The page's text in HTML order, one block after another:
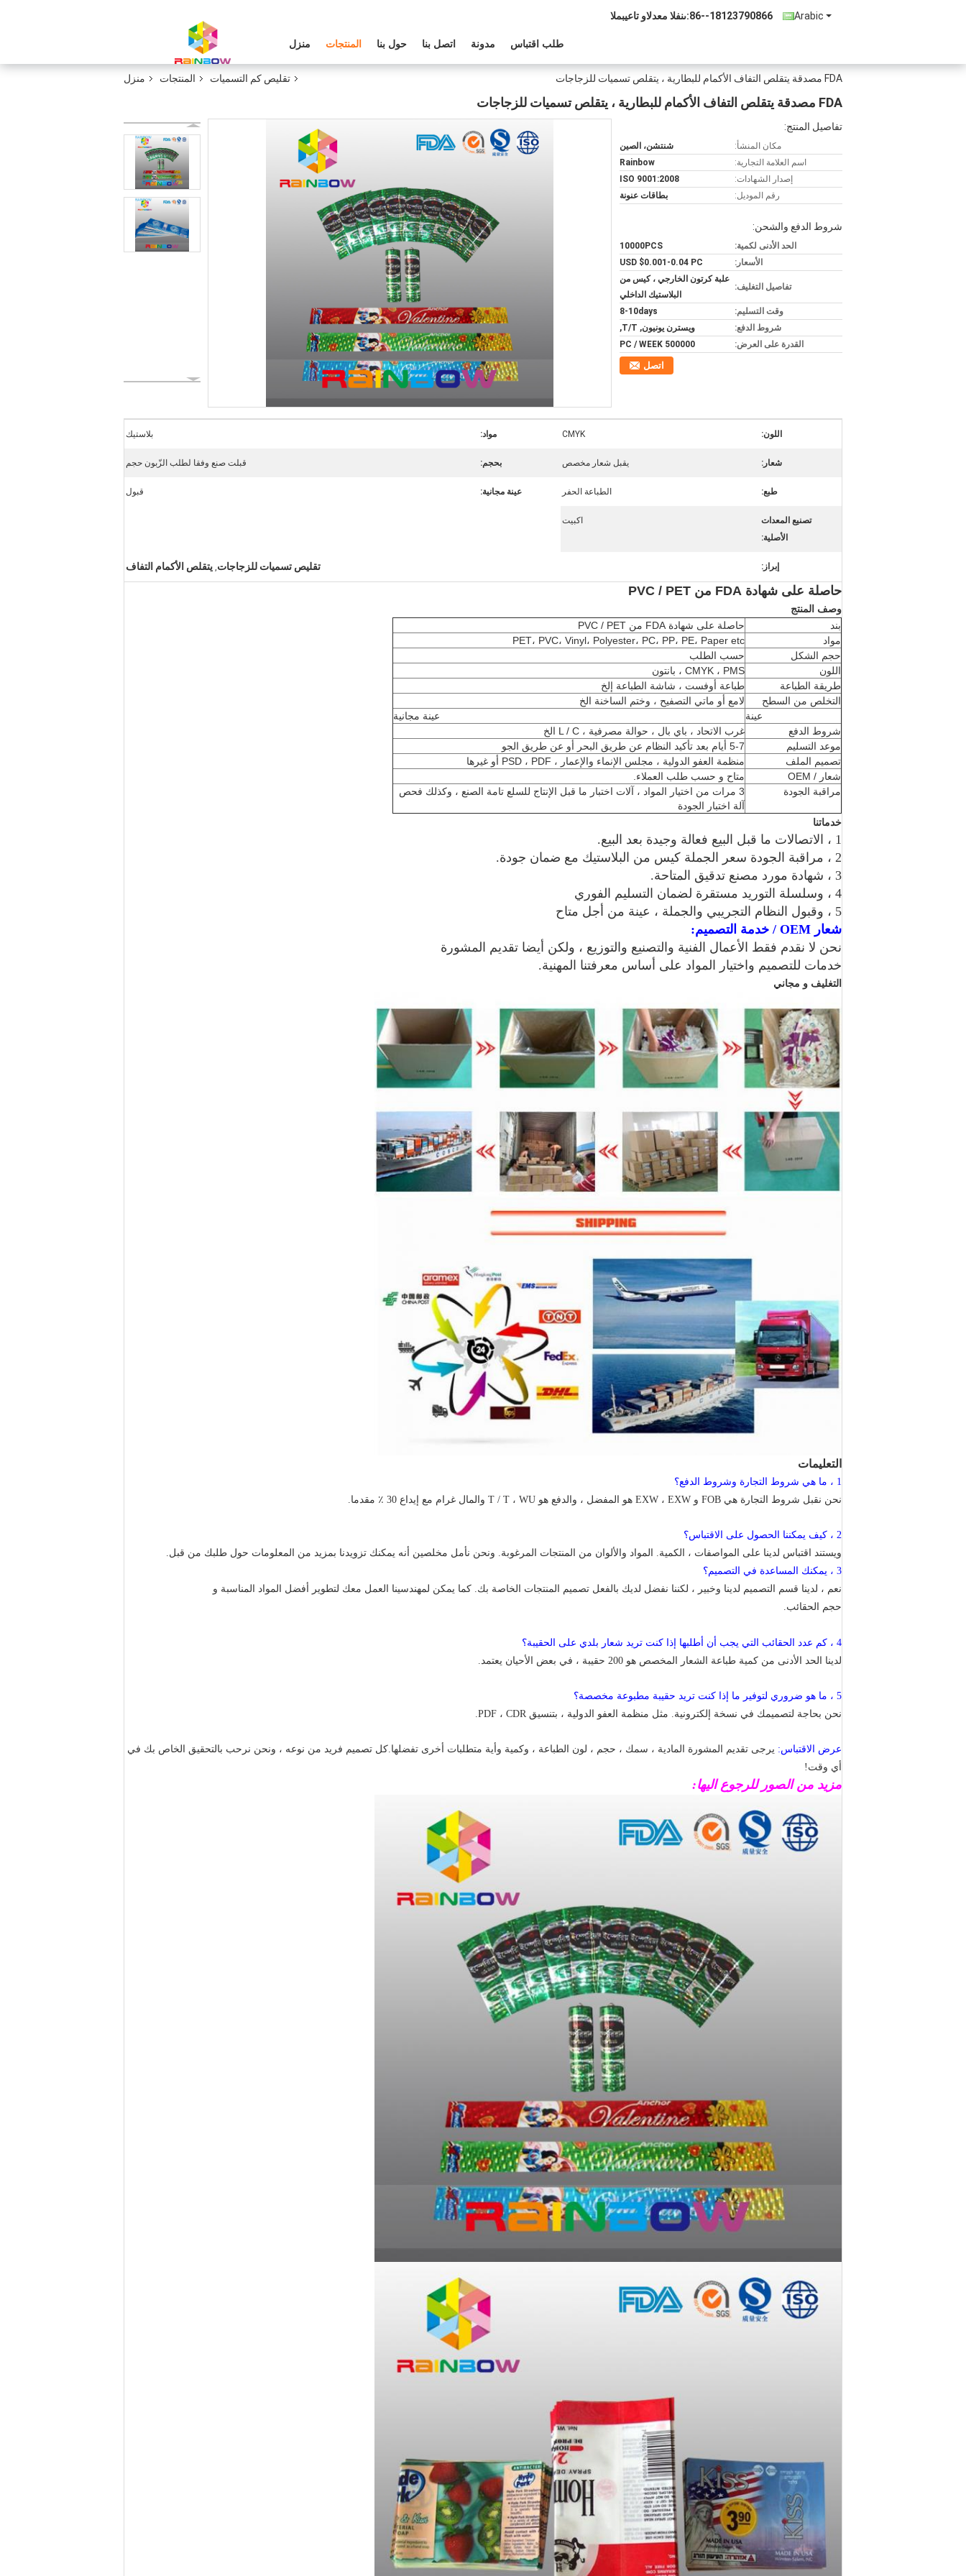
Arabic المبيعات والدعم الفنى:86--18123790866
منزل المنتجات حول بنا اتصل بنا مدونة طلب اقتباس
منزل المنتجات تقليص كم التسميات FDA مصدقة يتقلص التفاف الأكمام للبطارية ، يتقلص تسميات للزجاجات
FDA مصدقة يتقلص التفاف الأكمام للبطارية ، يتقلص تسميات للزجاجات
تفاصيل المنتج:
مكان المنشأ:
شنتشن، الصين
اسم العلامة التجارية:
Rainbow
إصدار الشهادات:
ISO 9001:2008
رقم الموديل:
بطاقات عنونة
شروط الدفع والشحن:
الحد الأدنى لكمية:
10000PCS
الأسعار:
USD $0.001-0.04 PC
تفاصيل التغليف:
علبة كرتون الخارجي ، كيس من
البلاستيك الداخلي
وقت التسليم:
8-10days
شروط الدفع:
ويسترن يونيون, T/T,
القدرة على العرض:
500000 PC / WEEK
اتصل
اللون: CMYK مواد: بلاستيك
شعار: يقبل شعار مخصص بحجم: قبلت صنع وفقا لطلب الزّبون حجم
طبع: الطباعة الحفر عينة مجانية: قبول
تصنيع المعدات
الأصلية:
اكبيت
إبراز: تقليص تسميات للزجاجات, يتقلص الأكمام التفاف
حاصلة على شهادة FDA من PVC / PET
وصف المنتج
بند
حاصلة على شهادة FDA من PVC / PET
مواد
PET، PVC، Vinyl، Polyester، PC، PP، PE، Paper etc
حجم الشكل
حسب الطلب
اللون
CMYK ، PMS ، بانتون
طريقة الطباعة
طباعة أوفست ، شاشة الطباعة إلخ
التخلص من السطح
لامع أو ماتي التصفيح ، وختم الساخنة الخ
عينة
عينة مجانية
شروط الدفع
غرب الاتحاد ، باي بال ، حوالة مصرفية ، L / C الخ
موعد التسليم
5-7 أيام بعد تأكيد النظام عن طريق البحر أو عن طريق الجو
تصميم الملف
منظمة العفو الدولية ، مجلس الإنماء والإعمار ، PSD ، PDF أو غيرها
شعار / OEM
متاح و حسب طلب العملاء.
مراقبة الجودة
3 مرات من اختيار المواد ، آلات اختبار ما قبل الإنتاج للسلع تامة الصنع ، وكذلك فحص
آلة اختبار الجودة
خدماتنا
1 ، الاتصالات ما قبل البيع فعالة وجيدة بعد البيع.
2 ، مراقبة الجودة سعر الجملة كيس من البلاستيك مع ضمان جودة.
3 ، شهادة مورد مصنع تدقيق المتاحة.
4 ، وسلسلة التوريد مستقرة لضمان التسليم الفوري
5 ، وقبول النظام التجريبي والجملة ، عينة من أجل متاح
شعار OEM / خدمة التصميم:
نحن لا نقدم فقط الأعمال الفنية والتصنيع والتوزيع ، ولكن أيضا تقديم المشورة
خدمات للتصميم واختيار المواد على أساس معرفتنا المهنية.
التغليف و مجاني
التعليمات
1 ، ما هي شروط التجارة وشروط الدفع؟
نحن نقبل شروط التجارة هي FOB و EXW ، EXW هو المفضل ، والدفع هو T / T ، WU والمال غرام مع إيداع 30 ٪ مقدما.
2 ، كيف يمكننا الحصول على الاقتباس؟
ويستند اقتباس لدينا على المواصفات ، الكمية. المواد والألوان من المنتجات المرغوبة. ونحن نأمل مخلصين
أنه يمكنك تزويدنا بمزيد من المعلومات حول طلبك من قبل.
3 ، يمكنك المساعدة في التصميم؟
نعم ، لدينا قسم التصميم لدينا وخبير ، لكننا نفضل لديك بالفعل تصميم المنتجات الخاصة بك. كما يمكن لمهندسينا العمل معك لتطوير أفضل المواد المناسبة و
حجم
الحقائب.
4 ، كم عدد الحقائب التي يجب أن أطلبها إذا كنت تريد شعار بلدي على الحقيبة؟
لدينا الحد الأدنى من كمية طباعة الشعار المخصص هو 200 حقيبة ، في بعض الأحيان يعتمد.
5 ، ما هو ضروري لتوفير ما إذا كنت تريد حقيبة مطبوعة مخصصة؟
نحن بحاجة لتصميمك في نسخة إلكترونية. مثل منظمة العفو الدولية ، بتنسيق PDF ، CDR.
عرض الاقتباس: يرجى تقديم المشورة المادية ، سمك ، حجم ، لون الطباعة ، وكمية وأية متطلبات أخرى تفضلها.كل تصميم فريد من نوعه ، ونحن نرحب بالتحقيق الخاص بك في
أي وقت!
مزيد من الصور للرجوع اليها: